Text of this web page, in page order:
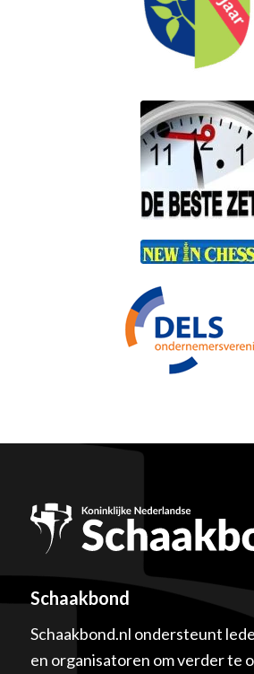
Schaakbond
Schaakbond.nl ondersteunt
en organisatoren om verder te